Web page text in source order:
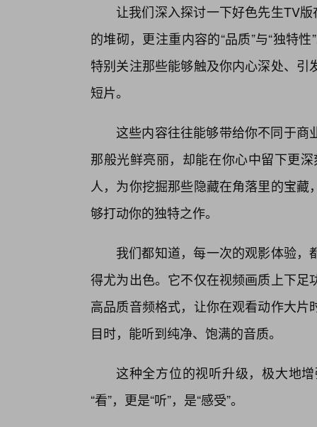
让我们深入探讨一下好色先生TV
的堆砌，更注重内容的“品质”与“独特
特别关注那些能够触及你内心深处、
短片。
这些内容往往能够带给你不同于
那般光鲜亮丽，却能在你心中留下更
人，为你挖掘那些隐藏在角落里的宝
够打动你的独特之作。
我们都知道，每一次的观影体验，
得尤为出色。它不仅在视频画质上下
高品质音频格式，让你在观看动作大
目时，能听到纯净、饱满的音质。
这种全方位的视听升级，极大地
“看”，更是“听”，是“感受”。